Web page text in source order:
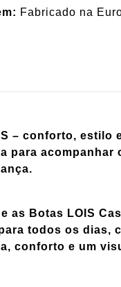
Fabricado na
– conforto, estilo
para acompanhar
as Botas LOIS
todos os dias,
conforto e um